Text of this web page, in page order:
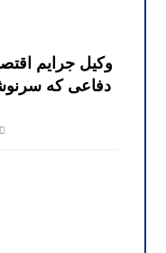
وکیل جرایم
دفاعی که